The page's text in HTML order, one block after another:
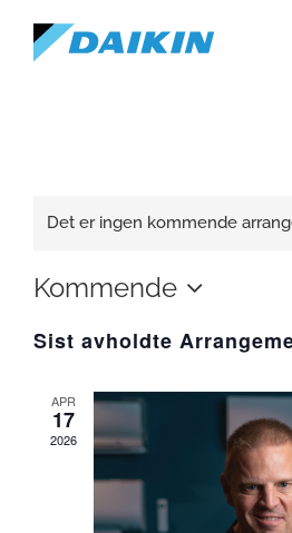
content
Det er ingen kommende
Kommende
dato.
Sist avholdte
APR
17
2026